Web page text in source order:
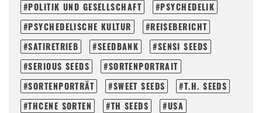
POLITIK UND GESELLSCHAFT
PSYCHEDELIK
PSYCHEDELISCHE KULTUR
REISEBERICHT
SATIRETRIEB
SEEDBANK
SENSI SEEDS
SERIOUS SEEDS
SORTENPORTRAIT
SORTENPORTRÄT
SWEET SEEDS
T.H. SEEDS
THCENE SORTEN
TH SEEDS USA